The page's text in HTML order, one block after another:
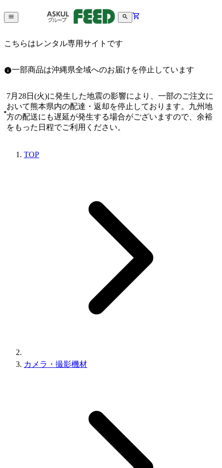
こちらはレンタル専用サイトです
一部商品は沖縄県全域へのお届けを停止しています
7月28日(火)に発生した地震の影響により、一部のご注文に
おいて熊本県内の配達・返却を停止しております。九州地
方の配送にも遅延が発生する場合がございますので、余裕
をもった日程でご利用ください。
TOP
カメラ・撮影機材